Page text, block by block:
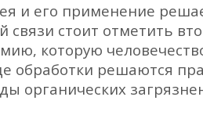
и его применение
связи стоит отметить
которую
обработки решаются
органических